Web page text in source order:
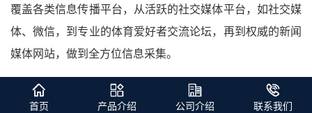
覆盖各类信息传播平台，从活跃的社交媒体平台，如社交媒
体、微信，到专业的体育爱好者交流论坛，再到权威的新闻
媒体网站，做到全方位信息采集。
其次，组建一支专业素养过硬的舆情分析团队。团队成员不
仅要具备扎实的数据分析能力，能够从海量数据中提取关键
首页 产品介绍 公司介绍 联系我们